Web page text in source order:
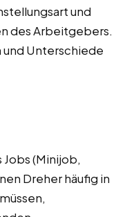
und
des Arbeitgebers.
Unterschiede
(Minijob,
Dreher häufig in